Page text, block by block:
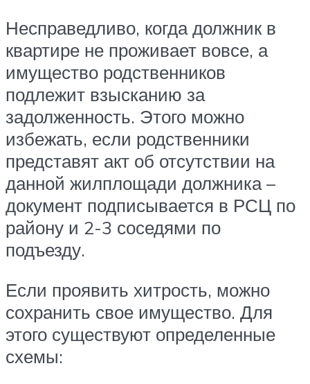
Несправедливо, когда должник в
квартире не проживает вовсе, а
имущество родственников
подлежит взысканию за
задолженность. Этого можно
избежать, если родственники
представят акт об отсутствии на
данной жилплощади должника –
документ подписывается в РСЦ по
району и 2-3 соседями по
подъезду.
Если проявить хитрость, можно
сохранить свое имущество. Для
этого существуют определенные
схемы: